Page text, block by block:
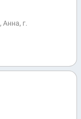
ставит
договор будет
делать
быть если
г.